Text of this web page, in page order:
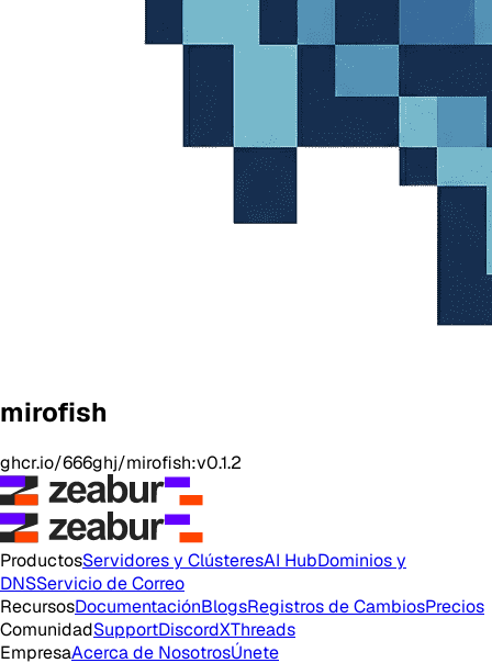
mirofish
ghcr.io/666ghj/mirofish:v0.1.2
ProductosServidores y ClústeresAI HubDominios y
DNSServicio de Correo
RecursosDocumentaciónBlogsRegistros de CambiosPrecios
ComunidadSupportDiscordXThreads
EmpresaAcerca de NosotrosÚnete